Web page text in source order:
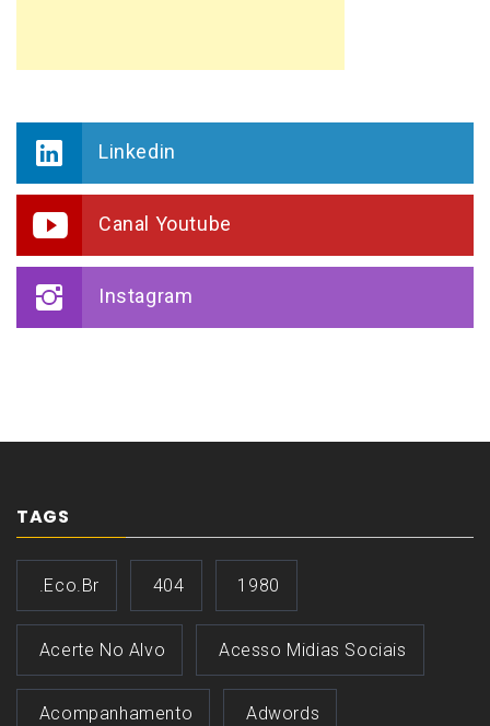
Linkedin
Canal Youtube
Instagram
TAGS
.eco.br 404 1980
Acerte No Alvo Acesso Midias Sociais
Acompanhamento Adwords